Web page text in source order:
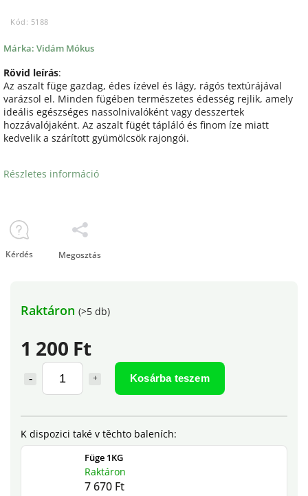
Kód: 5188
Márka: Vidám Mókus
1 200 Ft
Kosárba teszem
Füge 1KG
Raktáron
7 670 Ft
Raktáron (>5 db)
Rövid leírás:
Az aszalt füge gazdag, édes ízével és lágy, rágós textúrájával
varázsol el. Minden fügében természetes édesség rejlik, amely
ideális egészséges nassolnivalóként vagy desszertek
hozzávalójaként. Az aszalt fügét tápláló és finom íze miatt
kedvelik a szárított gyümölcsök rajongói.
Részletes információ
Kérdés Megosztás